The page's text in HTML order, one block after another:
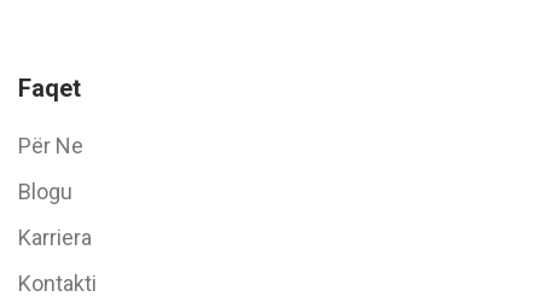
Faqet
Për Ne
Blogu
Karriera
Kontakti